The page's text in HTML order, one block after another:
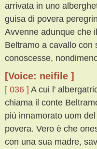
arrivata in uno
guisa di povera
Avvenne adunque che
Beltramo a cavallo con
conoscesse,
[Voice: neifile ]
[ 036 ] A cui l'
chiama il conte
piú innamorato uom
povera. Vero è che
con una sua madre,